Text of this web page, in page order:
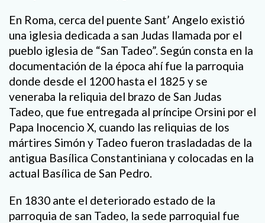
En Roma, cerca del puente Sant’ Angelo existió
una iglesia dedicada a san Judas llamada por el
pueblo iglesia de “San Tadeo”. Según consta en la
documentación de la época ahí fue la parroquia
donde desde el 1200 hasta el 1825 y se
veneraba la reliquia del brazo de San Judas
Tadeo, que fue entregada al príncipe Orsini por el
Papa Inocencio X, cuando las reliquias de los
mártires Simón y Tadeo fueron trasladadas de la
antigua Basílica Constantiniana y colocadas en la
actual Basílica de San Pedro.
En 1830 ante el deteriorado estado de la
parroquia de san Tadeo, la sede parroquial fue